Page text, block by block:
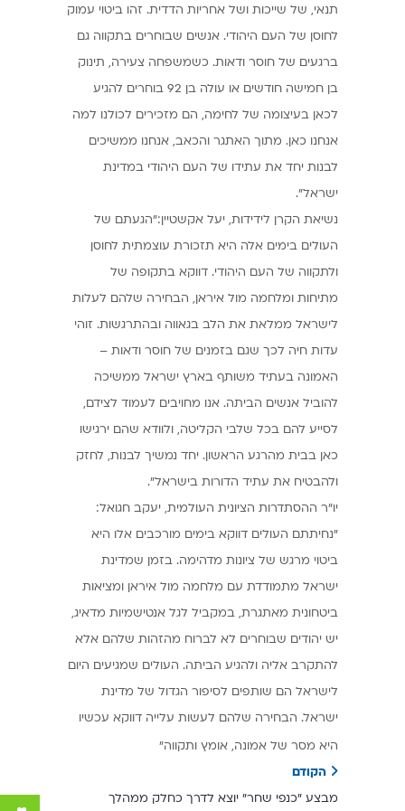
תנאי, של שייכות ושל אחריות הדדית. זהו ביטוי עמוק
לחוסן של העם היהודי. אנשים שבוחרים בתקווה גם
ברגעים של חוסר ודאות. כשמשפחה צעירה, תינוק
בן חמישה חודשים או עולה בן 92 בוחרים להגיע
לכאן בעיצומה של לחימה, הם מזכירים לכולנו למה
אנחנו כאן. מתוך האתגר והכאב, אנחנו ממשיכים
לבנות יחד את עתידו של העם היהודי במדינת
ישראל".
נשיאת הקרן לידידות, יעל אקשטיין:"הגעתם של
העולים בימים אלה היא תזכורת עוצמתית לחוסן
ולתקווה של העם היהודי. דווקא בתקופה של
מתיחות ומלחמה מול איראן, הבחירה שלהם לעלות
לישראל ממלאת את הלב בגאווה ובהתרגשות. זוהי
עדות חיה לכך שגם בזמנים של חוסר ודאות –
האמונה בעתיד משותף בארץ ישראל ממשיכה
להוביל אנשים הביתה. אנו מחויבים לעמוד לצידם,
לסייע להם בכל שלבי הקליטה, ולוודא שהם ירגישו
כאן בבית מהרגע הראשון. יחד נמשיך לבנות, לחזק
ולהבטיח את עתיד הדורות בישראל".
יו״ר ההסתדרות הציונית העולמית, יעקב חגואל:
״נחיתתם העולים דווקא בימים מורכבים אלו היא
ביטוי מרגש של ציונות מדהימה. בזמן שמדינת
ישראל מתמודדת עם מלחמה מול איראן ומציאות
ביטחונית מאתגרת, במקביל לגל אנטישמיות מדאיג,
יש יהודים שבוחרים לא לברוח מהזהות שלהם אלא
להתקרב אליה ולהגיע הביתה. העולים שמגיעים היום
לישראל הם שותפים לסיפור הגדול של מדינת
ישראל. הבחירה שלהם לעשות עלייה דווקא עכשיו
היא מסר של אמונה, אומץ ותקווה״
הקודם
מבצע ״כנפי שחר״ יוצא לדרך כחלק ממהלך